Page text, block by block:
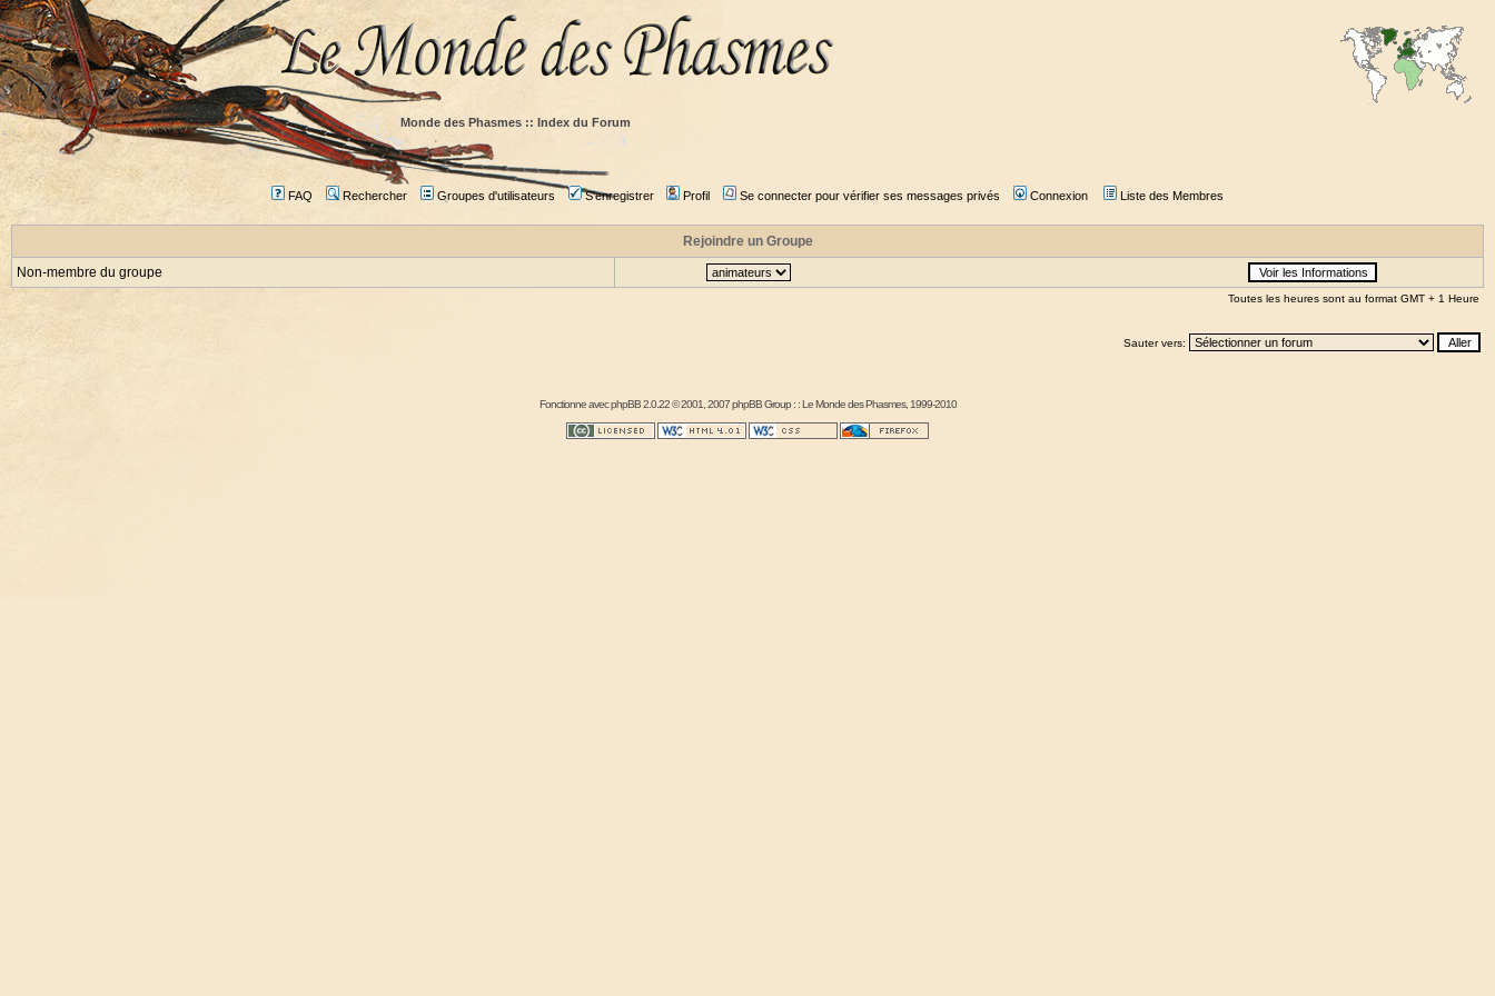
Monde des Phasmes :: Index du Forum
FAQ Rechercher Groupes d'utilisateurs S'enregistrer Profil Se connecter pour vérifier ses messages privés Connexion Liste des Membres
Rejoindre un Groupe
Non-membre du groupe
Toutes les heures sont au format GMT + 1 Heure
Sauter vers:
Fonctionne avecphpBB2.0.22 © 2001, 2007 phpBB Group : :Le Monde des Phasmes, 1999-2010